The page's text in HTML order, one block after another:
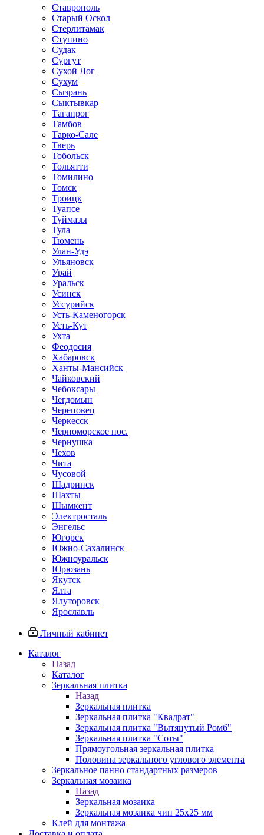
Ставрополь
Старый Оскол
Стерлитамак
Ступино
Судак
Сургут
Сухой Лог
Сухум
Сызрань
Сыктывкар
Таганрог
Тамбов
Тарко-Сале
Тверь
Тобольск
Тольятти
Томилино
Томск
Троицк
Туапсе
Туймазы
Тула
Тюмень
Улан-Удэ
Ульяновск
Урай
Уральск
Усинск
Уссурийск
Усть-Каменогорск
Усть-Кут
Ухта
Феодосия
Хабаровск
Ханты-Мансийск
Чайковский
Чебоксары
Чегдомын
Череповец
Черкесск
Черноморское пос.
Чернушка
Чехов
Чита
Чусовой
Шадринск
Шахты
Шымкент
Электросталь
Энгельс
Югорск
Южно-Сахалинск
Южноуральск
Юрюзань
Якутск
Ялта
Ялуторовск
Ярославль
Личный кабинет
Каталог
Назад
Каталог
Зеркальная плитка
Назад
Зеркальная плитка
Зеркальная плитка "Квадрат"
Зеркальная плитка "Вытянутый Ромб"
Зеркальная плитка "Соты"
Прямоугольная зеркальная плитка
Половина зеркального углового элемента
Зеркальное панно стандартных размеров
Зеркальная мозаика
Назад
Зеркальная мозаика
Зеркальная мозаика чип 25х25 мм
Клей для монтажа